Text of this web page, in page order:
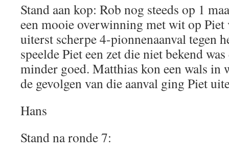
Stand aan kop: Rob nog steeds op 1
een mooie overwinning met wit op Piet
uiterst scherpe 4-pionnenaanval tegen
speelde Piet een zet die niet bekend
minder goed. Matthias kon een wals in
de gevolgen van die aanval ging Piet
Hans
Stand na ronde 7: